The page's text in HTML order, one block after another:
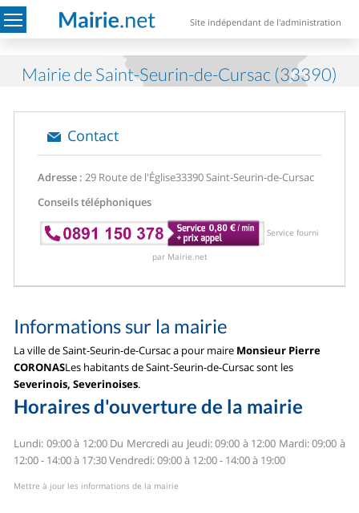
Site indépendant de l'administration
Mairie de Saint-Seurin-de-Cursac (33390)
Contact
Adresse : 29 Route de l'Église33390 Saint-Seurin-de-Cursac
Conseils téléphoniques
Service fourni
par Mairie.net
Informations sur la mairie
La ville de Saint-Seurin-de-Cursac a pour maire Monsieur Pierre
CORONASLes habitants de Saint-Seurin-de-Cursac sont les
Severinois, Severinoises.
Horaires d'ouverture de la mairie
Lundi: 09:00 à 12:00Du Mercredi au Jeudi: 09:00 à 12:00 Mardi: 09:00 à
12:00 - 14:00 à 17:30Vendredi: 09:00 à 12:00 - 14:00 à 19:00
Mettre à jour les informations de la mairie